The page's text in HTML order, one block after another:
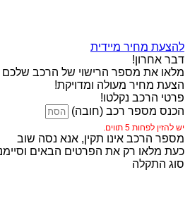
להצעת מחיר מיידית
דבר אחרון!
מלאו את מספר הרישוי של הרכב שלכם
הצעת מחיר מעולה ומדויקת!
פרטי הרכב נקלטו!
הכנס מספר רכב (חובה)
יש להזין לפחות 5 תווים.
מספר הרכב אינו תקין, אנא נסה שוב
כעת מלאו רק את הפרטים הבאים
סוג התקלה